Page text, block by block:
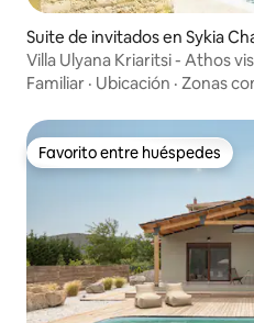
Suite de invitados en Sykia
Villa Ulyana Kriaritsi - Athos
Familiar · Ubicación · Zonas
Favorito entre huéspedes
Favorito entre huéspedes